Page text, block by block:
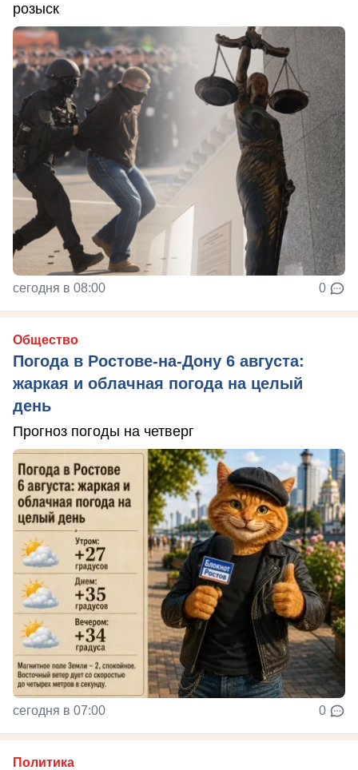
розыск
сегодня в 08:00 0
Общество
Погода в Ростове-на-Дону 6 августа:
жаркая и облачная погода на целый
день
Прогноз погоды на четверг
сегодня в 07:00 0
Политика